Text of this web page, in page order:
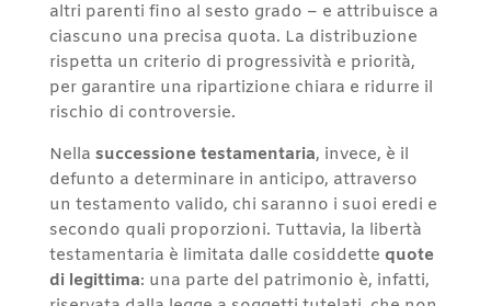
altri parenti fino al sesto grado – e attribuisce a
ciascuno una precisa quota. La distribuzione
rispetta un criterio di progressività e priorità,
per garantire una ripartizione chiara e ridurre il
rischio di controversie.
Nella successione testamentaria, invece, è il
defunto a determinare in anticipo, attraverso
un testamento valido, chi saranno i suoi eredi e
secondo quali proporzioni. Tuttavia, la libertà
testamentaria è limitata dalle cosiddette quote
di legittima: una parte del patrimonio è, infatti,